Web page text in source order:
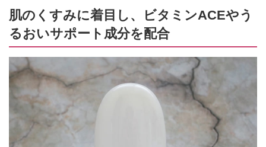
肌のくすみに着目し、ビタミンACEやう
るおいサポート成分を配合